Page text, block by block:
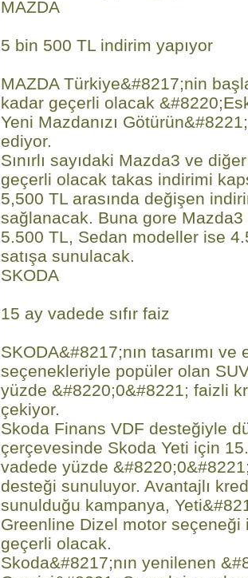
MAZDA
5 bin 500 TL indirim yapıyor
MAZDA Türkiye&#8217;nin
kadar geçerli olacak
Yeni Mazdanızı
ediyor.
Sınırlı sayıdaki Mazda3 ve
geçerli olacak takas indirimi
5,500 TL arasında değişen
sağlanacak. Buna gore
5.500 TL, Sedan modeller ise
satışa sunulacak.
SKODA
15 ay vadede sıfır faiz
SKODA&#8217;nın tasarımı
seçenekleriyle popüler olan
yüzde &#8220;0&#8221; faizli
çekiyor.
Skoda Finans VDF desteğiyle
çerçevesinde Skoda Yeti için
vadede yüzde
desteği sunuluyor. Avantajlı
sunulduğu kampanya,
Greenline Dizel motor seçeneği
geçerli olacak.
Skoda&#8217;nın yenilenen